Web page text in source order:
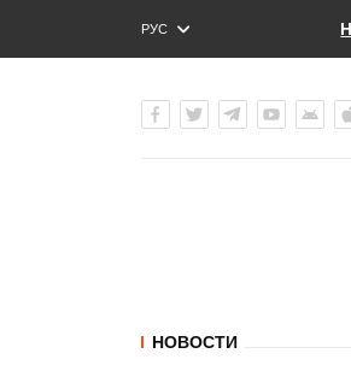
РУС
ENG
НОВОСТИ